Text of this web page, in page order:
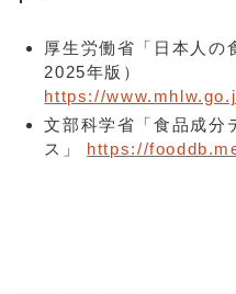
厚生労働省「日本人の
2025年版）
https://
文部科学省「食品成分
ス」 https://